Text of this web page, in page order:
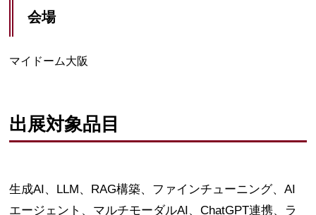
会場
マイドーム大阪
出展対象品目
生成AI、LLM、RAG構築、ファインチューニング、AI
エージェント、マルチモーダルAI、ChatGPT連携、ラ